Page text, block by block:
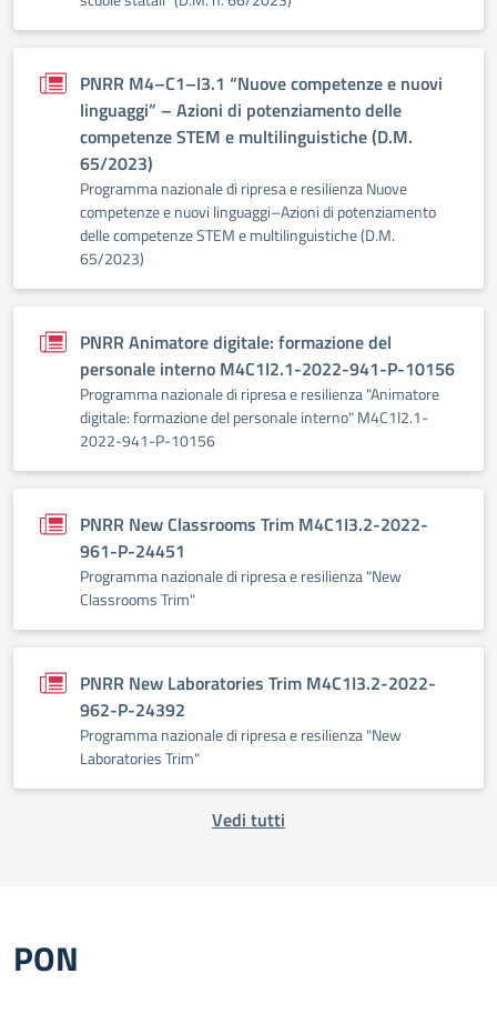
PNRR M4–C1–I3.1 “Nuove competenze e nuovi
linguaggi” – Azioni di potenziamento delle
competenze STEM e multilinguistiche (D.M.
65/2023)
Programma nazionale di ripresa e resilienza Nuove
competenze e nuovi linguaggi–Azioni di potenziamento
delle competenze STEM e multilinguistiche (D.M.
65/2023)
PNRR Animatore digitale: formazione del
personale interno M4C1I2.1-2022-941-P-10156
Programma nazionale di ripresa e resilienza "Animatore
digitale: formazione del personale interno" M4C1I2.1-
2022-941-P-10156
PNRR New Classrooms Trim M4C1I3.2-2022-
961-P-24451
Programma nazionale di ripresa e resilienza "New
Classrooms Trim"
PNRR New Laboratories Trim M4C1I3.2-2022-
962-P-24392
Programma nazionale di ripresa e resilienza "New
Laboratories Trim"
Vedi tutti
PON